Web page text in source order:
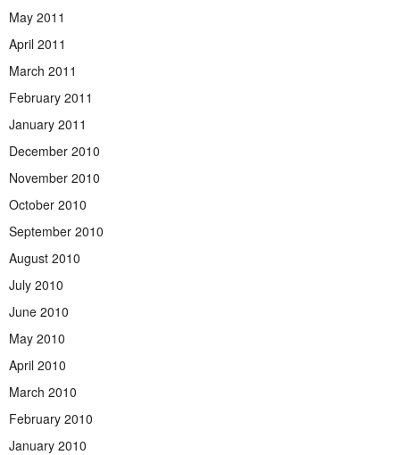
May 2011
April 2011
March 2011
February 2011
January 2011
December 2010
November 2010
October 2010
September 2010
August 2010
July 2010
June 2010
May 2010
April 2010
March 2010
February 2010
January 2010